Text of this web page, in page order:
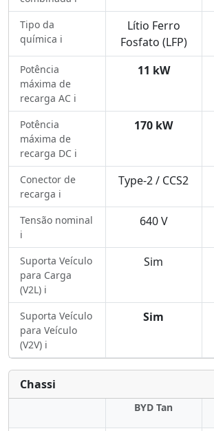
Tipo da
química ℹ️
Lítio Ferro
Fosfato (LFP)
Potência
máxima de
recarga AC ℹ️
11 kW
Potência
máxima de
recarga DC ℹ️
170 kW
Conector de
recarga ℹ️
Type-2 / CCS2
Tensão nominal
ℹ️
640 V
Suporta Veículo
para Carga
(V2L) ℹ️
Sim
Suporta Veículo
para Veículo
(V2V) ℹ️
Sim
Chassi
BYD Tan